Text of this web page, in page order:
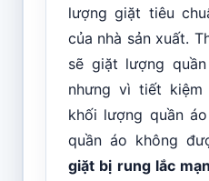
lượng giặt tiêu
của nhà sản xuất.
sẽ giặt lượng
nhưng vì tiết
khối lượng quần
quần áo không
giặt bị rung lắc